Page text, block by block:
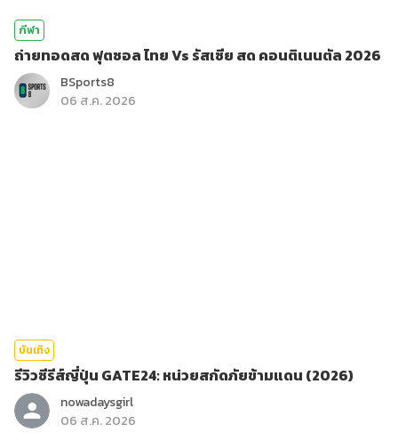
กีฬา
ถ่ายทอดสด ฟุตซอล ไทย Vs รัสเซีย สด คอนติเนนตัล 2026
BSports8
06 ส.ค. 2026
บันเทิง
รีวิวซีรีส์ญี่ปุ่น GATE24: หน่วยสกัดภัยข้ามแดน (2026)
nowadaysgirl
06 ส.ค. 2026